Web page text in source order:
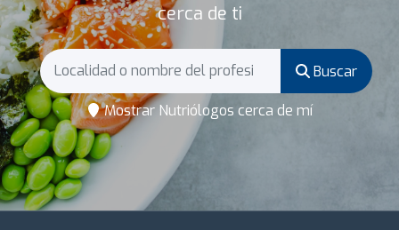
cerca de ti
Buscar
Mostrar Nutriólogos cerca de mí